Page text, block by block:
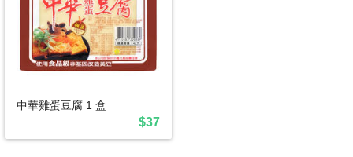
中華雞蛋豆腐 1 盒
$37